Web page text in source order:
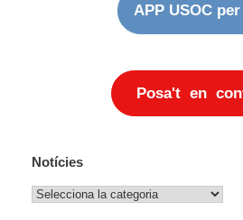
APP USOC
Posa't en
Notícies
Notícies